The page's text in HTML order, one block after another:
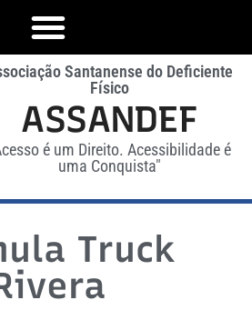
Santanense do Deficiente
Físico
ASSANDEF
é um Direito. Acessibilidade é
uma Conquista"
Truck